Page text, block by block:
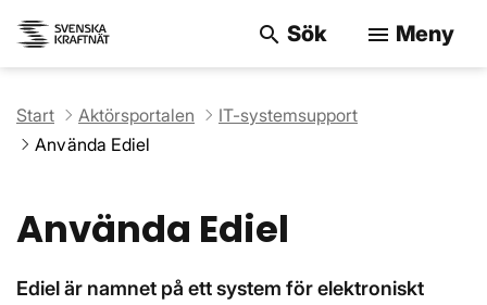
search Sök menu Meny
Start Aktörsportalen
IT-systemsupport
Använda Ediel
Använda Ediel
Ediel är namnet på ett system för elektroniskt